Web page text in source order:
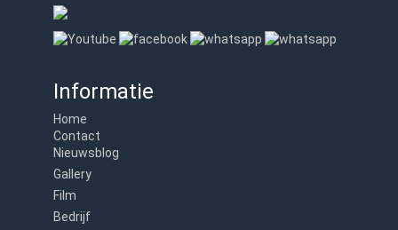
Informatie
Home
Contact
Nieuwsblog
Gallery
Film
Bedrijf